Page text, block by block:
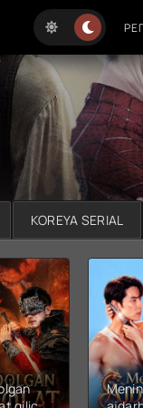
KOREYA SERIAL